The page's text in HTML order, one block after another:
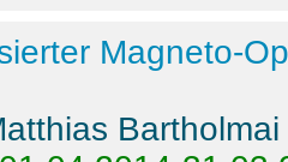
Magneto-
Bartholmai